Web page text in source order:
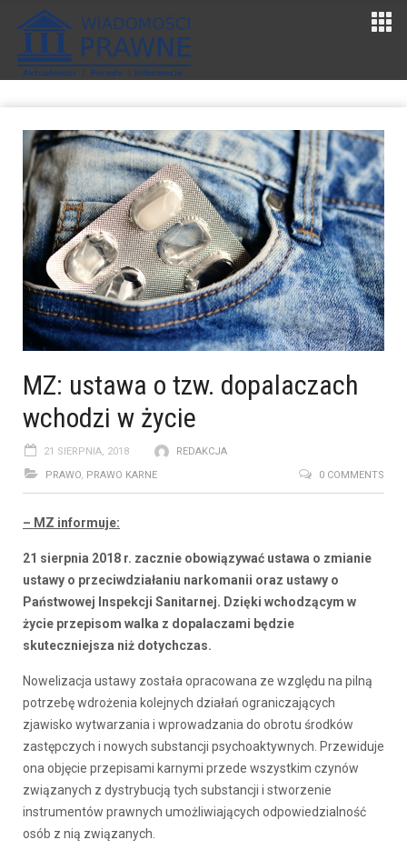
MZ: ustawa o tzw. dopalaczach
wchodzi w życie
21 SIERPNIA, 2018
REDAKCJA
PRAWO, PRAWO KARNE 0 COMMENTS
– MZ informuje:
21 sierpnia 2018 r. zacznie obowiązywać ustawa o zmianie
ustawy o przeciwdziałaniu narkomanii oraz ustawy o
Państwowej Inspekcji Sanitarnej. Dzięki wchodzącym w
życie przepisom walka z dopalaczami będzie
skuteczniejsza niż dotychczas.
Nowelizacja ustawy została opracowana ze względu na pilną
potrzebę wdrożenia kolejnych działań ograniczających
zjawisko wytwarzania i wprowadzania do obrotu środków
zastępczych i nowych substancji psychoaktywnych. Przewiduje
ona objęcie przepisami karnymi przede wszystkim czynów
związanych z dystrybucją tych substancji i stworzenie
instrumentów prawnych umożliwiających odpowiedzialność
osób z nią związanych.